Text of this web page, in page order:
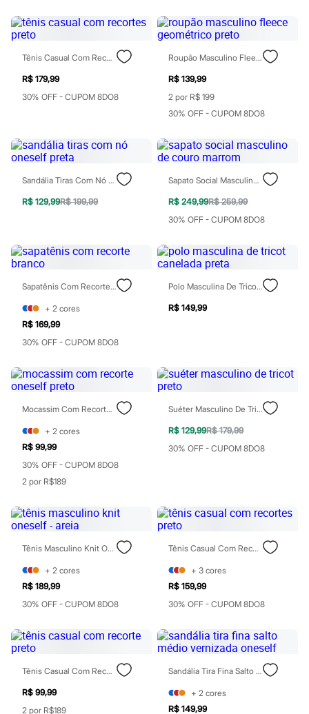
Polos
Acessórios
Bolsas e Mochilas
Chapéus e Bonés
Cintos
Carteiras
Óculos
Relógios
Chinelos
Sapatos
Sandálias e Papetes
Tênis
Acessórios
Calçados
Regatas
Cuecas
Meias
Pijamas
Moda praia
Personagens
Blusas e Camisetas
Calças
Camisas
Jeans
Moda esportiva
Shorts e Bermudas
Todos os produtos
Infantil
Em alta
Arrumadinho para os meninos
Inverno
Novidades
0 a 24 meses
4 a 12 anos
10 a 16 anos
Roupas menino
0 a 24 meses
4 a 12 anos
10 a 16 anos
Recém-nascido
Bolsas e Mochilas
Chapéus
Calçados
Tênis Casual Com Recortes Preto
R$ 179,99
30% OFF - CUPOM 8DO8
Roupão Masculino Fleece Geométrico Preto
R$ 139,99
2 por R$ 199
30% OFF - CUPOM 8DO8
Sandália Tiras Com Nó Oneself Preta
R$ 129,99R$ 199,99
Sapato Social Masculino De Couro Marrom
R$ 249,99R$ 259,99
30% OFF - CUPOM 8DO8
Sapatênis Com Recorte Branco
+ 2 cores
R$ 169,99
30% OFF - CUPOM 8DO8
Polo Masculina De Tricot Canelada Preta
R$ 149,99
Mocassim Com Recorte Oneself Preto
+ 2 cores
R$ 99,99
30% OFF - CUPOM 8DO8
2 por R$189
Suéter Masculino De Tricot Preto
R$ 129,99R$ 179,99
30% OFF - CUPOM 8DO8
Tênis Masculino Knit Oneself - Areia
+ 2 cores
R$ 189,99
30% OFF - CUPOM 8DO8
Tênis Casual Com Recortes Preto
+ 3 cores
R$ 159,99
30% OFF - CUPOM 8DO8
Tênis Casual Com Recorte Preto
R$ 99,99
2 por R$189
Sandália Tira Fina Salto Médio Vernizada Oneself
+ 2 cores
R$ 149,99